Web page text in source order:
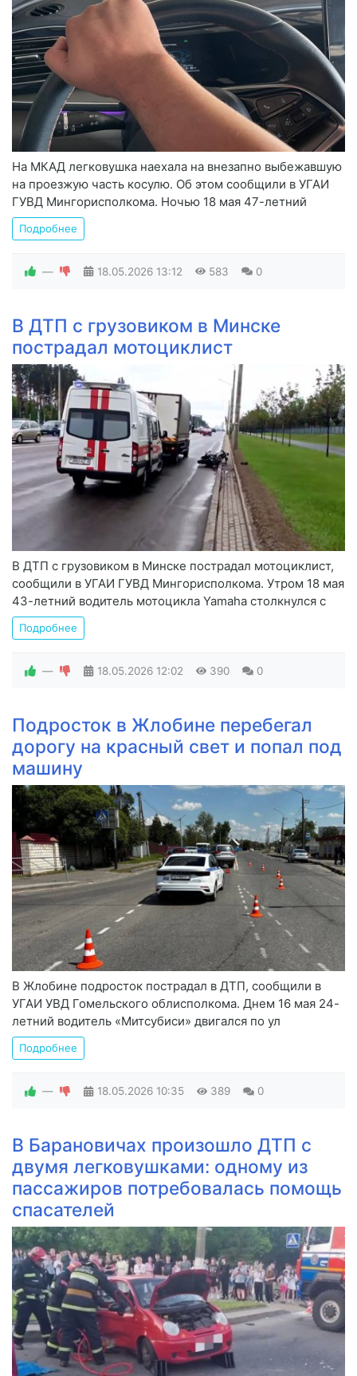
На МКАД легковушка наехала на внезапно выбежавшую
на проезжую часть косулю. Об этом сообщили в УГАИ
ГУВД Мингорисполкома. Ночью 18 мая 47-летний
Подробнее
— 18.05.2026 13:12 583 0
В ДТП с грузовиком в Минске
пострадал мотоциклист
В ДТП с грузовиком в Минске пострадал мотоциклист,
сообщили в УГАИ ГУВД Мингорисполкома. Утром 18 мая
43-летний водитель мотоцикла Yamaha столкнулся с
Подробнее
— 18.05.2026 12:02 390 0
Подросток в Жлобине перебегал
дорогу на красный свет и попал под
машину
В Жлобине подросток пострадал в ДТП, сообщили в
УГАИ УВД Гомельского облисполкома. Днем 16 мая 24-
летний водитель «Митсубиси» двигался по ул
Подробнее
— 18.05.2026 10:35 389 0
В Барановичах произошло ДТП с
двумя легковушками: одному из
пассажиров потребовалась помощь
спасателей